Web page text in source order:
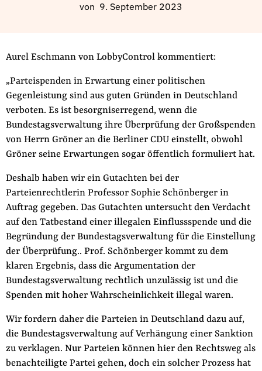
Newsletter
Appelle unterzeichnen
Kontakt
Impressum
Website
Folge Uns
FacebookMastodon
BlueskyInstagramYoutubeLinkedInFeed
von 9. September 2023
Aurel Eschmann von LobbyControl kommentiert:
„Parteispenden in Erwartung einer politischen
Gegenleistung sind aus guten Gründen in Deutschland
verboten. Es ist besorgniserregend, wenn die
Bundestagsverwaltung ihre Überprüfung der Großspenden
von Herrn Gröner an die Berliner CDU einstellt, obwohl
Gröner seine Erwartungen sogar öffentlich formuliert hat.
Deshalb haben wir ein Gutachten bei der
Parteienrechtlerin Professor Sophie Schönberger in
Auftrag gegeben. Das Gutachten untersucht den Verdacht
auf den Tatbestand einer illegalen Einflussspende und die
Begründung der Bundestagsverwaltung für die Einstellung
der Überprüfung.. Prof. Schönberger kommt zu dem
klaren Ergebnis, dass die Argumentation der
Bundestagsverwaltung rechtlich unzulässig ist und die
Spenden mit hoher Wahrscheinlichkeit illegal waren.
Wir fordern daher die Parteien in Deutschland dazu auf,
die Bundestagsverwaltung auf Verhängung einer Sanktion
zu verklagen. Nur Parteien können hier den Rechtsweg als
benachteiligte Partei gehen, doch ein solcher Prozess hat